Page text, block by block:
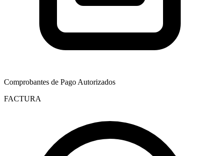
Comprobantes de Pago Autorizados
FACTURA